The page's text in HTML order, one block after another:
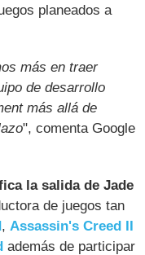
planeados a
más en traer
de desarrollo
más allá de
", comenta Google
la salida de Jade
de juegos tan
,Assassin's Creed II
además de participar